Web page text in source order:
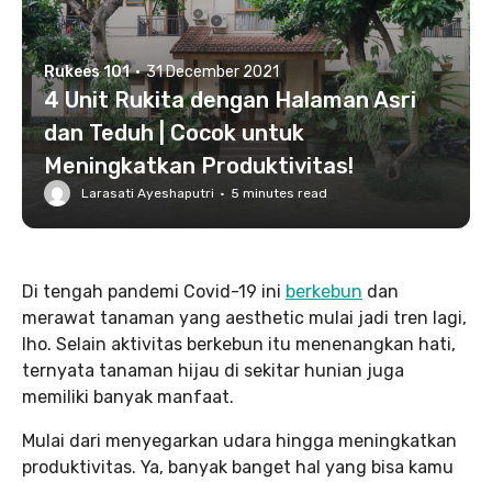
Rukees 101 · 31 December 2021
4 Unit Rukita dengan Halaman Asri
dan Teduh | Cocok untuk
Meningkatkan Produktivitas!
Larasati Ayeshaputri · 5 minutes read
Di tengah pandemi Covid-19 ini berkebun dan
merawat tanaman yang aesthetic mulai jadi tren lagi,
lho. Selain aktivitas berkebun itu menenangkan hati,
ternyata tanaman hijau di sekitar hunian juga
memiliki banyak manfaat.
Mulai dari menyegarkan udara hingga meningkatkan
produktivitas. Ya, banyak banget hal yang bisa kamu